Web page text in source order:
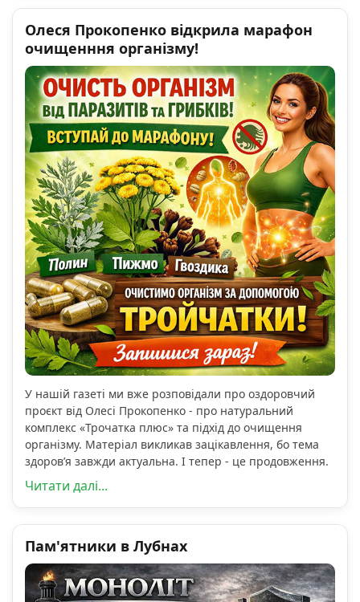
Олеся Прокопенко відкрила марафон
очищенння організму!
У нашій газеті ми вже розповідали про оздоровчий
проєкт від Олесі Прокопенко - про натуральний
комплекс «Трочатка плюс» та підхід до очищення
організму. Матеріал викликав зацікавлення, бо тема
здоров’я завжди актуальна. І тепер - це продовження.
Читати далі...
Пам'ятники в Лубнах